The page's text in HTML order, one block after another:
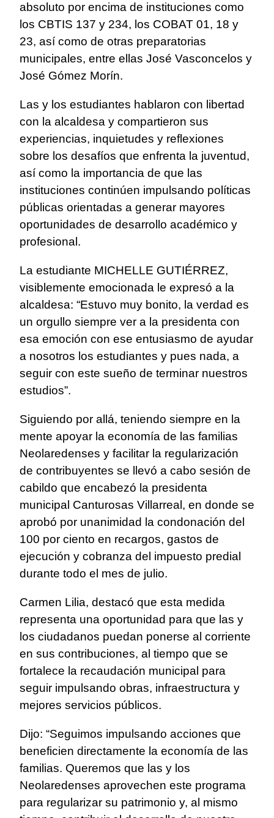
absoluto por encima de instituciones como
los CBTIS 137 y 234, los COBAT 01, 18 y
23, así como de otras preparatorias
municipales, entre ellas José Vasconcelos y
José Gómez Morín.
Las y los estudiantes hablaron con libertad
con la alcaldesa y compartieron sus
experiencias, inquietudes y reflexiones
sobre los desafíos que enfrenta la juventud,
así como la importancia de que las
instituciones continúen impulsando políticas
públicas orientadas a generar mayores
oportunidades de desarrollo académico y
profesional.
La estudiante MICHELLE GUTIÉRREZ,
visiblemente emocionada le expresó a la
alcaldesa: “Estuvo muy bonito, la verdad es
un orgullo siempre ver a la presidenta con
esa emoción con ese entusiasmo de ayudar
a nosotros los estudiantes y pues nada, a
seguir con este sueño de terminar nuestros
estudios”.
Siguiendo por allá, teniendo siempre en la
mente apoyar la economía de las familias
Neolaredenses y facilitar la regularización
de contribuyentes se llevó a cabo sesión de
cabildo que encabezó la presidenta
municipal Canturosas Villarreal, en donde se
aprobó por unanimidad la condonación del
100 por ciento en recargos, gastos de
ejecución y cobranza del impuesto predial
durante todo el mes de julio.
Carmen Lilia, destacó que esta medida
representa una oportunidad para que las y
los ciudadanos puedan ponerse al corriente
en sus contribuciones, al tiempo que se
fortalece la recaudación municipal para
seguir impulsando obras, infraestructura y
mejores servicios públicos.
Dijo: “Seguimos impulsando acciones que
beneficien directamente la economía de las
familias. Queremos que las y los
Neolaredenses aprovechen este programa
para regularizar su patrimonio y, al mismo